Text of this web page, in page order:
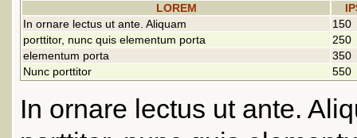
LOREM
In ornare lectus ut ante. Aliquam
150
porttitor, nunc quis elementum porta
250
elementum porta
350
Nunc porttitor
550
In ornare lectus ut ante.